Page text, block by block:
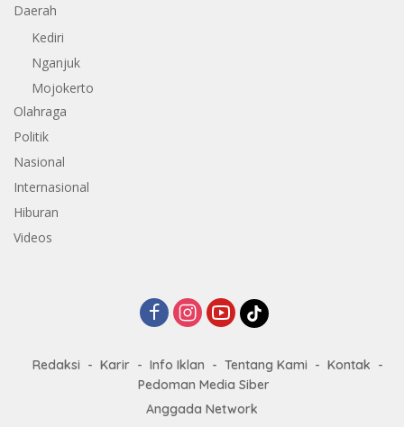
Daerah
Kediri
Nganjuk
Mojokerto
Olahraga
Politik
Nasional
Internasional
Hiburan
Videos
Redaksi Karir Info Iklan Tentang Kami
Kontak
Pedoman Media Siber
Anggada Network